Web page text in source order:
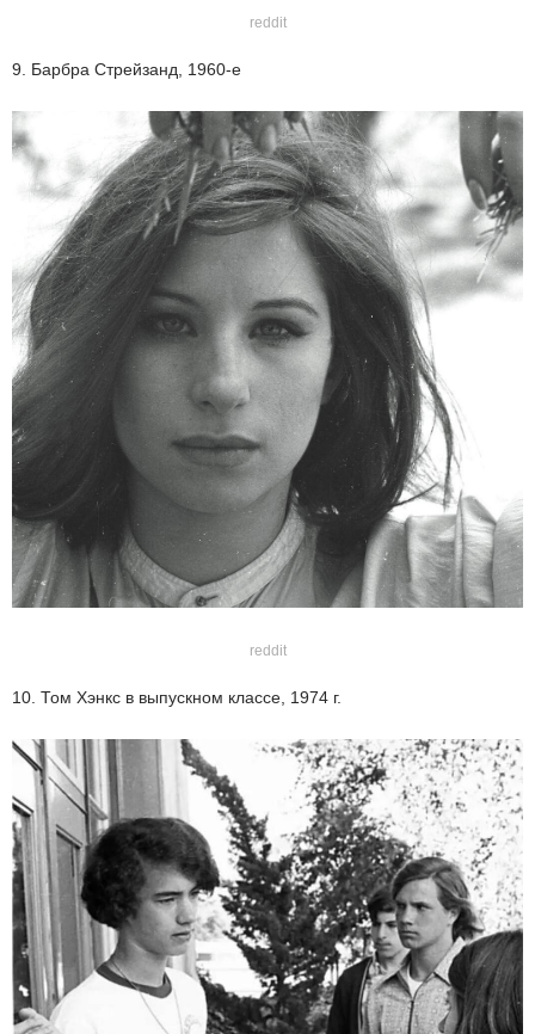
reddit
9. Барбра Стрейзанд, 1960-е
reddit
10. Том Хэнкс в выпускном классе, 1974 г.